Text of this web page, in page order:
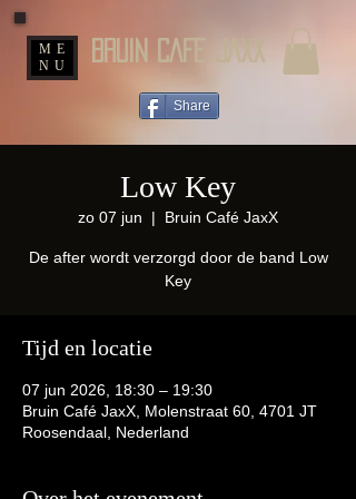
BRUIN CAFE JAXX
ME
NU
Share
Low Key
zo 07 jun
  |
Bruin Café JaxX
De after wordt verzorgd door de band Low
Key
Tijd en locatie
07 jun 2026, 18:30 – 19:30
Bruin Café JaxX, Molenstraat 60, 4701 JT
Roosendaal, Nederland